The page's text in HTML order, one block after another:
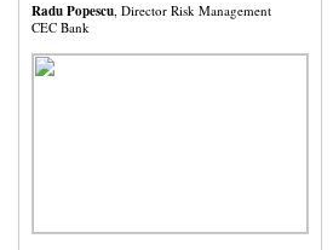
Radu Popescu, Director Risk Management
CEC Bank